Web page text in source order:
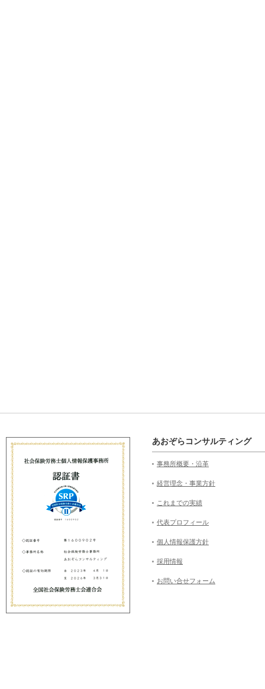
あおぞらコンサルティング
事務所概要・沿革
経営理念・事業方針
これまでの実績
代表プロフィール
個人情報保護方針
採用情報
お問い合せフォーム